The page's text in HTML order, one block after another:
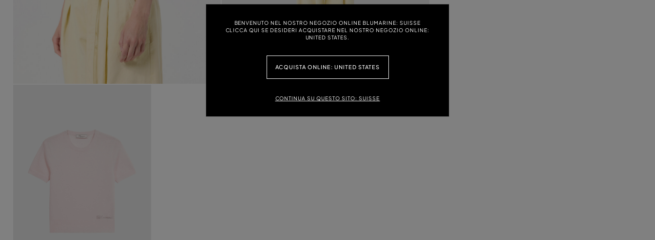
BENVENUTO NEL NOSTRO NEGOZIO ONLINE BLUMARINE: SUISSE
CLICCA QUI SE DESIDERI ACQUISTARE NEL NOSTRO NEGOZIO ONLINE:
UNITED STATES.
ACQUISTA ONLINE: UNITED STATES
CONTINUA SU QUESTO SITO: SUISSE